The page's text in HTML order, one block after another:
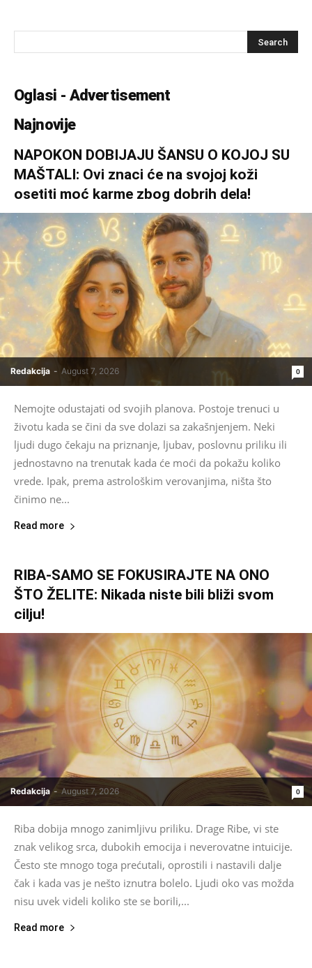
Oglasi - Advertisement
Najnovije
NAPOKON DOBIJAJU ŠANSU O KOJOJ SU
MAŠTALI: Ovi znaci će na svojoj koži
osetiti moć karme zbog dobrih dela!
Redakcija - August 7, 2026 0
Nemojte odustajati od svojih planova. Postoje trenuci u
životu kada se čini da sve dolazi sa zakašnjenjem. Neki
ljudi dugo čekaju na priznanje, ljubav, poslovnu priliku ili
jednostavno na trenutak kada će moći da pokažu koliko
vrede. Ipak, prema astrološkim verovanjima, ništa što
činimo ne...
Read more
RIBA-SAMO SE FOKUSIRAJTE NA ONO
ŠTO ŽELITE: Nikada niste bili bliži svom
cilju!
Redakcija - August 7, 2026 0
Riba dobija mnogo zanimljivu priliku. Drage Ribe, vi ste
znak velikog srca, dubokih emocija i neverovatne intuicije.
Često ste mnogo toga prećutali, oprostili i nastavili dalje
čak i kada vas je nešto iznutra bolelo. Ljudi oko vas možda
nisu uvek videli koliko ste se borili,...
Read more